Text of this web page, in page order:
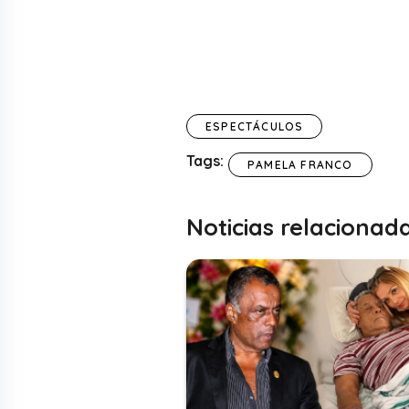
ESPECTÁCULOS
Tags: PAMELA FRANCO
Noticias